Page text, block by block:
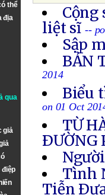
thể
địa
qua
giả
điệp
Cộng
liệt sĩ --
Sập
BẢN
2014
Biểu
on 01 Oct
TỪ
ÐƯỜNG
Tình
Tiễn